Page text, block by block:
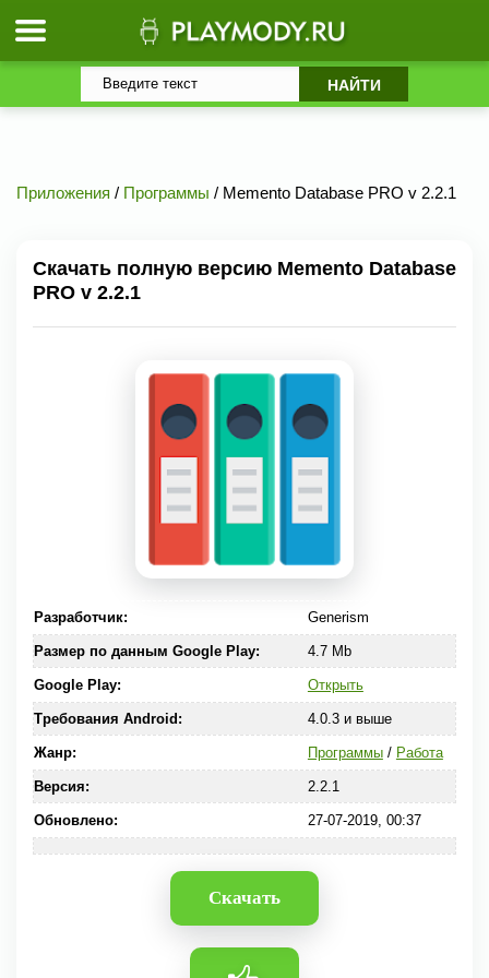
Приложения / Программы / Memento Database PRO v 2.2.1
Скачать полную версию Memento Database
PRO v 2.2.1
Разработчик: Generism
Размер по данным Google Play: 4.7 Mb
Google Play: Открыть
Требования Android: 4.0.3 и выше
Жанр: Программы/ Работа
Версия: 2.2.1
Обновлено: 27-07-2019, 00:37
Скачать